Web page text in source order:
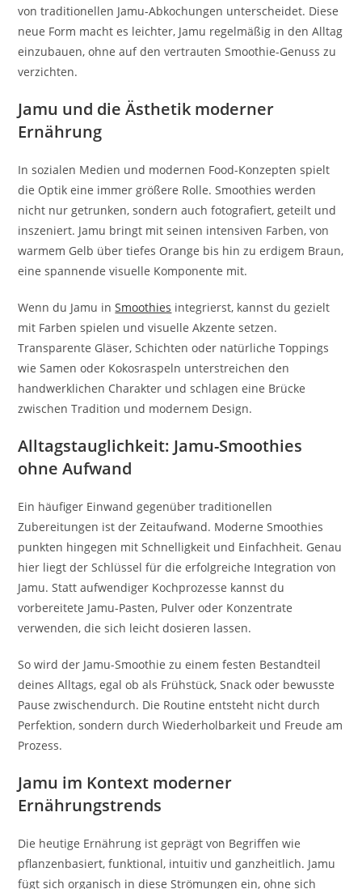
von traditionellen Jamu-Abkochungen unterscheidet. Diese
neue Form macht es leichter, Jamu regelmäßig in den Alltag
einzubauen, ohne auf den vertrauten Smoothie-Genuss zu
verzichten.
Jamu und die Ästhetik moderner
Ernährung
In sozialen Medien und modernen Food-Konzepten spielt
die Optik eine immer größere Rolle. Smoothies werden
nicht nur getrunken, sondern auch fotografiert, geteilt und
inszeniert. Jamu bringt mit seinen intensiven Farben, von
warmem Gelb über tiefes Orange bis hin zu erdigem Braun,
eine spannende visuelle Komponente mit.
Wenn du Jamu inSmoothies integrierst, kannst du gezielt
mit Farben spielen und visuelle Akzente setzen.
Transparente Gläser, Schichten oder natürliche Toppings
wie Samen oder Kokosraspeln unterstreichen den
handwerklichen Charakter und schlagen eine Brücke
zwischen Tradition und modernem Design.
Alltagstauglichkeit: Jamu-Smoothies
ohne Aufwand
Ein häufiger Einwand gegenüber traditionellen
Zubereitungen ist der Zeitaufwand. Moderne Smoothies
punkten hingegen mit Schnelligkeit und Einfachheit. Genau
hier liegt der Schlüssel für die erfolgreiche Integration von
Jamu. Statt aufwendiger Kochprozesse kannst du
vorbereitete Jamu-Pasten, Pulver oder Konzentrate
verwenden, die sich leicht dosieren lassen.
So wird der Jamu-Smoothie zu einem festen Bestandteil
deines Alltags, egal ob als Frühstück, Snack oder bewusste
Pause zwischendurch. Die Routine entsteht nicht durch
Perfektion, sondern durch Wiederholbarkeit und Freude am
Prozess.
Jamu im Kontext moderner
Ernährungstrends
Die heutige Ernährung ist geprägt von Begriffen wie
pflanzenbasiert, funktional, intuitiv und ganzheitlich. Jamu
fügt sich organisch in diese Strömungen ein, ohne sich